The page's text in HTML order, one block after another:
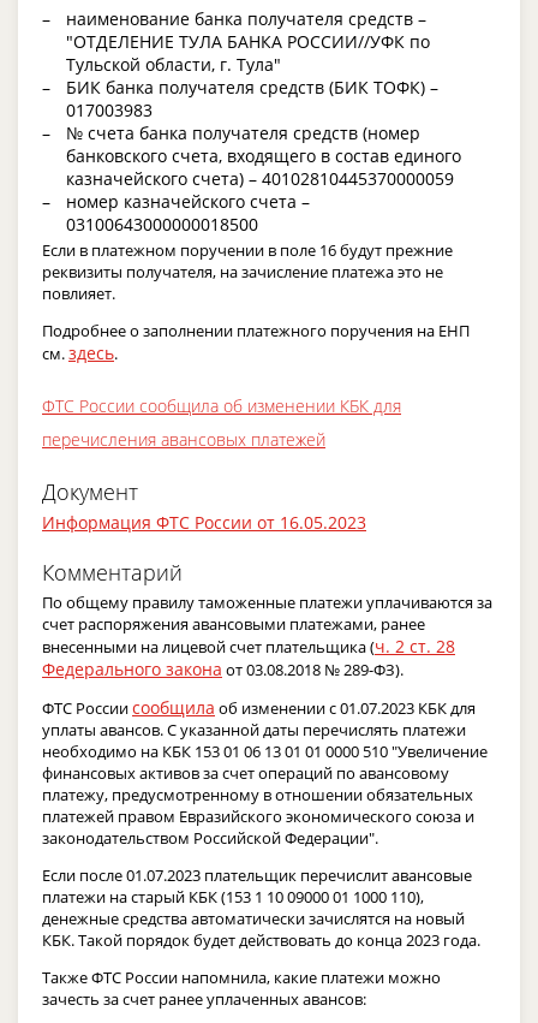
наименование банка получателя средств –
"ОТДЕЛЕНИЕ ТУЛА БАНКА РОССИИ//УФК по
Тульской области, г. Тула"
БИК банка получателя средств (БИК ТОФК) –
017003983
№ счета банка получателя средств (номер
банковского счета, входящего в состав единого
казначейского счета) – 40102810445370000059
номер казначейского счета –
03100643000000018500
Если в платежном поручении в поле 16 будут прежние
реквизиты получателя, на зачисление платежа это не
повлияет.
Подробнее о заполнении платежного поручения на ЕНП
см.здесь.
ФТС России сообщила об изменении КБК для
перечисления авансовых платежей
Документ
Информация ФТС России от 16.05.2023
Комментарий
По общему правилу таможенные платежи уплачиваются за
счет распоряжения авансовыми платежами, ранее
внесенными на лицевой счет плательщика (ч. 2 ст. 28
Федерального закона от 03.08.2018 № 289-ФЗ).
ФТС Россиисообщила об изменении с 01.07.2023 КБК для
уплаты авансов. С указанной даты перечислять платежи
необходимо на КБК 153 01 06 13 01 01 0000 510 "Увеличение
финансовых активов за счет операций по авансовому
платежу, предусмотренному в отношении обязательных
платежей правом Евразийского экономического союза и
законодательством Российской Федерации".
Если после 01.07.2023 плательщик перечислит авансовые
платежи на старый КБК (153 1 10 09000 01 1000 110),
денежные средства автоматически зачислятся на новый
КБК. Такой порядок будет действовать до конца 2023 года.
Также ФТС России напомнила, какие платежи можно
зачесть за счет ранее уплаченных авансов: